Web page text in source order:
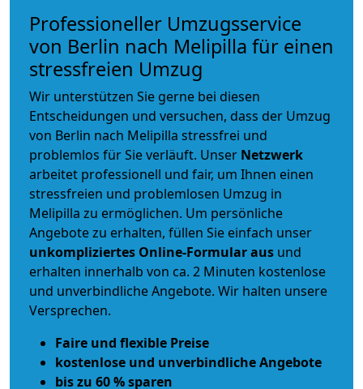
Professioneller Umzugsservice
von Berlin nach Melipilla für einen
stressfreien Umzug
Wir unterstützen Sie gerne bei diesen
Entscheidungen und versuchen, dass der Umzug
von Berlin nach Melipilla stressfrei und
problemlos für Sie verläuft. Unser Netzwerk
arbeitet professionell und fair, um Ihnen einen
stressfreien und problemlosen Umzug in
Melipilla zu ermöglichen. Um persönliche
Angebote zu erhalten, füllen Sie einfach unser
unkompliziertes Online-Formular aus und
erhalten innerhalb von ca. 2 Minuten kostenlose
und unverbindliche Angebote. Wir halten unsere
Versprechen.
Faire und flexible Preise
kostenlose und unverbindliche Angebote
bis zu 60 % sparen